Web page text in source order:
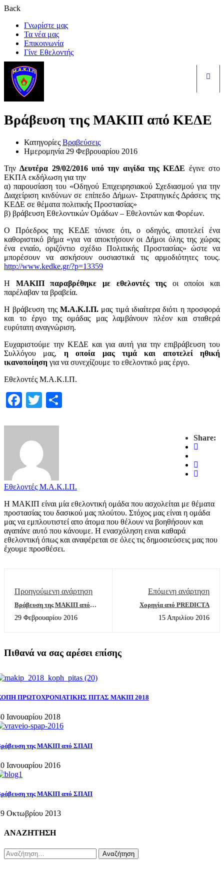
Back
Γνωρίστε μας
Τα νέα μας
Επικοινωνία
Γίνε Εθελοντής
Βράβευση της ΜΑΚΙΠ από ΚΕΔΕ
Κατηγορίες Βραβεύσεις
Ημερομηνία 29 Φεβρουαρίου 2016
ΤηνΔευτέρα 29/02/2016 υπό την αιγίδα της ΚΕΔΕ έγινε στο
ΕΚΠΑ εκδήλωση για την
α) παρουσίαση του «Οδηγού Επιχειρησιακού Σχεδιασμού για την
Διαχείριση κινδύνων σε επίπεδο Δήμων- Στρατηγικές Δράσεις της
ΚΕΔΕ σε θέματα πολιτικής Προστασίας»
β) βράβευση Εθελοντικών Ομάδων – Εθελοντών και Φορέων.
Ο Πρόεδρος της ΚΕΔΕ τόνισε ότι, ο οδηγός, αποτελεί ένα
καθοριστικό βήμα «για να αποκτήσουν οι Δήμοι όλης της χώρας
ένα ενιαίο, οριζόντιο σχέδιο Πολιτικής Προστασίας» ώστε να
μπορέσουν να ασκήσουν ουσιαστικά τις αρμοδιότητες τους.
http://www.kedke.gr/?p=13359
Η ΜΑΚΙΠ παραβρέθηκε με εθελοντές της οι οποίοι και
παρέλαβαν τα βραβεία.
Η βράβευση της Μ.Α.Κ.Ι.Π. μας τιμά ιδιαίτερα διότι η προσφορά
και το έργο της ομάδας μας λαμβάνουν πλέον και σταθερά
ευρύτατη αναγνώριση.
Ευχαριστούμε την ΚΕΔΕ και για αυτή για την επιβράβευση του
Συλλόγου μας, η οποία μας τιμά και αποτελεί ηθική
ικανοποίηση για να συνεχίζουμε το εθελοντικό μας έργο.
Εθελοντές Μ.Α.Κ.Ι.Π.
Facebook
Twitter
Share:
Εθελοντές Μ.Α.Κ.Ι.Π.
Η ΜΑΚΙΠ είναι μία εθελοντική ομάδα που ασχολείται με θέματα
προστασίας του δασικού μας πλούτου. Στόχος μας είναι η ομάδα
μας να εμπλουτιστεί απο άτομα που θέλουν να βοηθήσουν και
αγαπάνε αυτό που κάνουμε. Η ενασχόληση ειναι καθαρά
εθελοντική όπως και αναφέρεται σε όλες τις δημοσιεύσεις μας που
έχουμε προσθέσει.
Προηγούμενη ανάρτηση
Βράβευση της ΜΑΚΙΠ από
29 Φεβρουαρίου 2016
Επόμενη ανάρτηση
Χορηγία από PREDICTA
15 Απριλίου 2016
Πιθανά να σας αρέσει επίσης
ΠΡΩΤΟΧΡΟΝΙΑΤΙΚΗΣ ΠΙΤΑΣ ΜΑΚΙΠ 2018
Ιανουαρίου 2018
της ΜΑΚΙΠ από ΣΠΑΠ
Ιανουαρίου 2016
της ΜΑΚΙΠ από ΣΠΑΠ
Οκτωβρίου 2013
ΑΝΑΖΗΤΗΣΗ
Αναζήτηση
για: